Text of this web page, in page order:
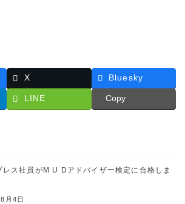
X Bluesky
LINE Copy
レス社員がM U Dアドバイザー検定に合格しま
月4日